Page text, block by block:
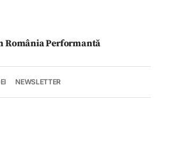
România Performantă
NEWSLETTER